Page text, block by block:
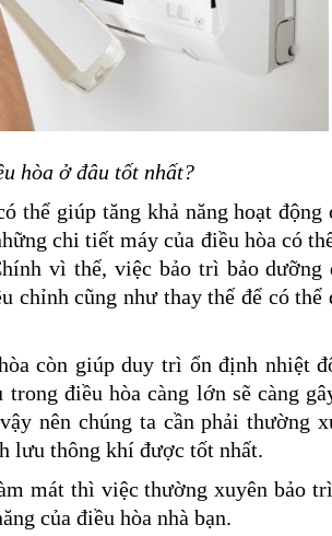
hòa ở đâu tốt nhất?
thể giúp tăng khả năng hoạt động
chi tiết máy của điều hòa có
vì thế, việc bảo trì bảo dưỡng
chỉnh cũng như thay thế để có
còn giúp duy trì ổn định nhiệt
điều hòa càng lớn sẽ càng
nên chúng ta cần phải thường
lưu thông khí được tốt nhất.
mát thì việc thường xuyên bảo
của điều hòa nhà bạn.